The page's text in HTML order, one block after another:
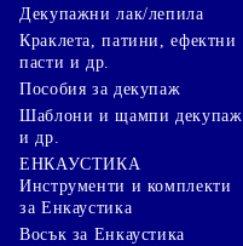
Декупажни лак/лепила
Краклета, патини, ефектни
пасти и др.
Пособия за декупаж
Шаблони и щампи декупаж
и др.
ЕНКАУСТИКА
Инструменти и комплекти
за Енкаустика
Восък за Енкаустика